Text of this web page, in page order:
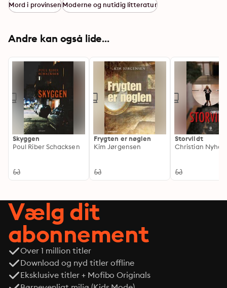
Mord i provinsenModerne og nutidig litteratur
Andre kan også lide...
Skyggen
Poul Riber Schacksen
Frygten er nøglen
Kim Jørgensen
Storvildt
Christian
Vælg dit
abonnement
Over 1 million titler
Download og nyd titler offline
Eksklusive titler + Mofibo Originals